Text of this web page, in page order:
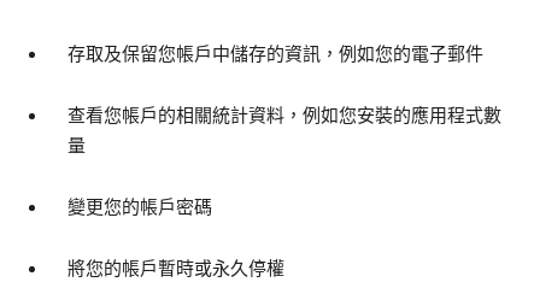
存取及保留您帳戶中儲存的資訊，例如您的電子郵件
查看您帳戶的相關統計資料，例如您安裝的應用程式數
量
變更您的帳戶密碼
將您的帳戶暫時或永久停權